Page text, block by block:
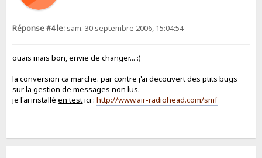
Réponse #4 le: sam. 30 septembre 2006, 15:04:54
ouais mais bon, envie de changer... :)
la conversion ca marche. par contre j'ai decouvert des ptits bugs
sur la gestion de messages non lus.
je l'ai installéen testici :http://www.air-radiohead.com/smf